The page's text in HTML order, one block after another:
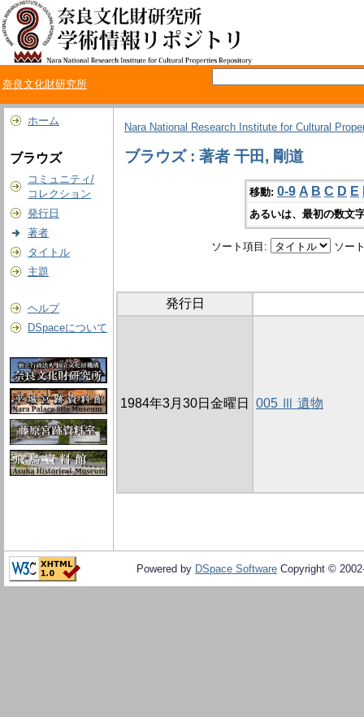
奈良文化財研究所
ホーム
ブラウズ
コミュニティ/
コレクション
発行日
著者
タイトル
主題
ヘルプ
DSpaceについて
Nara National Research Institute for Cultural
ブラウズ : 著者 干田, 剛道
移動: 0-9 A B C D E
あるいは、最初の数文
ソート項目: ソー
発行日
1984年3月30日金曜日 005 Ⅲ 遺物
Powered by DSpace Software Copyright ©